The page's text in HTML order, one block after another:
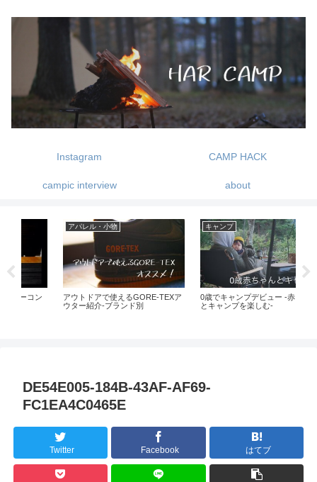
Instagram CAMP HACK
campic interview about
0歳でキャンプデビュー -赤ちゃん
とキャンプを楽しむ-
ギア紹介
2019年買って良かったものランキ
DE54E005-184B-43AF-AF69-
FC1EA4C0465E
Twitter Facebook はてブ